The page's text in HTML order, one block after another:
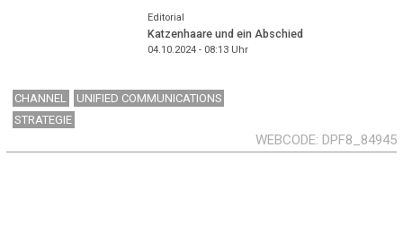
Editorial
Katzenhaare und ein Abschied
04.10.2024 - 08:13Uhr
CHANNEL
UNIFIED COMMUNICATIONS
STRATEGIE
WEBCODE DPF8_84945